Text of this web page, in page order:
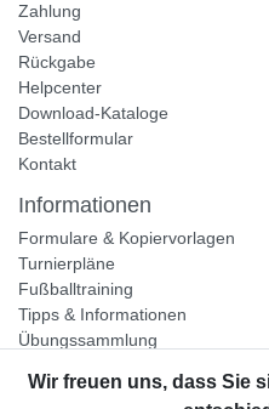
Zahlung
Versand
Rückgabe
Helpcenter
Download-Kataloge
Bestellformular
Kontakt
Informationen
Formulare & Kopiervorlagen
Turnierpläne
Fußballtraining
Tipps & Informationen
Übungssammlung
Unternehmen